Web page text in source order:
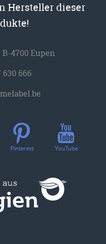
Hersteller dieser
4700 Eupen
630 666
Pinterest YouTube